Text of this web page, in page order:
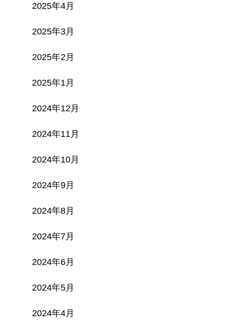
2025年4月
2025年3月
2025年2月
2025年1月
2024年12月
2024年11月
2024年10月
2024年9月
2024年8月
2024年7月
2024年6月
2024年5月
2024年4月